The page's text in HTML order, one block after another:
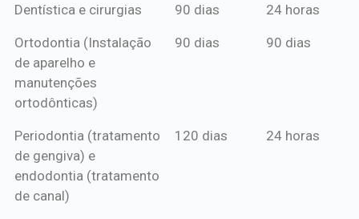
Dentística e cirurgias 90 dias 24 horas
Ortodontia (Instalação
de aparelho e
manutenções
ortodônticas)
90 dias 90 dias
Periodontia (tratamento
de gengiva) e
endodontia (tratamento
de canal)
120 dias 24 horas